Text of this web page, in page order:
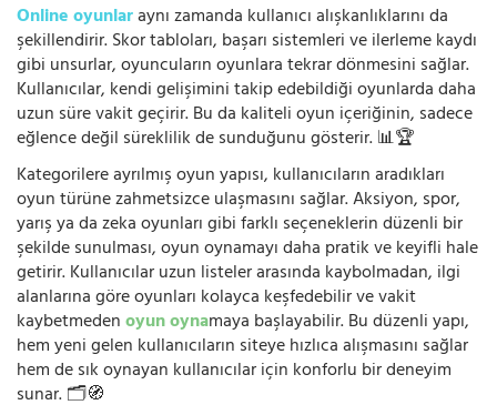
Online oyunlaraynı zamanda kullanıcı alışkanlıklarını da
şekillendirir. Skor tabloları, başarı sistemleri ve ilerleme kaydı
gibi unsurlar, oyuncuların oyunlara tekrar dönmesini sağlar.
Kullanıcılar, kendi gelişimini takip edebildiği oyunlarda daha
uzun süre vakit geçirir. Bu da kaliteli oyun içeriğinin, sadece
eğlence değil süreklilik de sunduğunu gösterir. 📊🏆
Kategorilere ayrılmış oyun yapısı, kullanıcıların aradıkları
oyun türüne zahmetsizce ulaşmasını sağlar. Aksiyon, spor,
yarış ya da zeka oyunları gibi farklı seçeneklerin düzenli bir
şekilde sunulması, oyun oynamayı daha pratik ve keyifli hale
getirir. Kullanıcılar uzun listeler arasında kaybolmadan, ilgi
alanlarına göre oyunları kolayca keşfedebilir ve vakit
kaybetmedenoyun oynamaya başlayabilir. Bu düzenli yapı,
hem yeni gelen kullanıcıların siteye hızlıca alışmasını sağlar
hem de sık oynayan kullanıcılar için konforlu bir deneyim
sunar. 🗂️🧭